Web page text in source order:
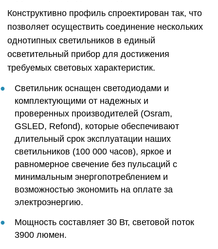
Конструктивно профиль спроектирован так, что
позволяет осуществить соединение нескольких
однотипных светильников в единый
осветительный прибор для достижения
требуемых световых характеристик.
Светильник оснащен светодиодами и
комплектующими от надежных и
проверенных производителей (Osram,
GSLED, Refond), которые обеспечивают
длительный срок эксплуатации наших
светильников (100 000 часов), яркое и
равномерное свечение без пульсаций с
минимальным энергопотреблением и
возможностью экономить на оплате за
электроэнергию.
Мощность составляет 30 Вт, световой поток
3900 люмен.